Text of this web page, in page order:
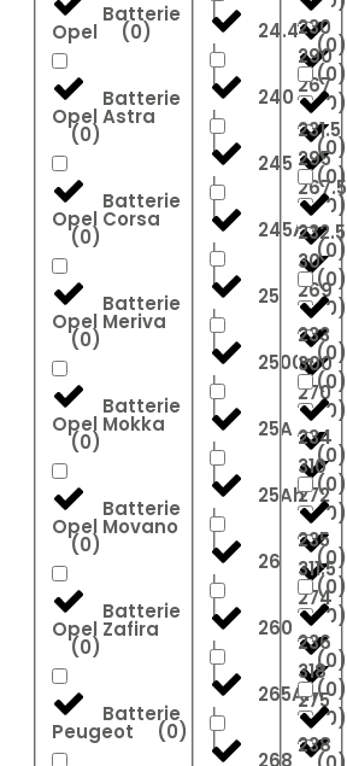
Batterie
Opel (0)
Batterie
Opel Astra
(0)
Batterie
Opel Corsa
(0)
Batterie
Opel Meriva
(0)
Batterie
Opel Mokka
(0)
Batterie
Opel Movano
(0)
Batterie
Opel Zafira
(0)
Batterie
Peugeot (0)
24.4
240
245
245Ah
25
2500A
25A
25Ah
26
260
265Ah
268
267
(0)
267.5
(0)
269
(0)
270
(0)
272
(0)
274
(0)
275
(0)
290
(0)
295
(0)
30
(0)
300
(0)
310
(0)
311.5
(0)
318
(0)
230
(0)
231.5
(0)
232.5
(0)
233
(0)
234
(0)
235
(0)
236
(0)
238